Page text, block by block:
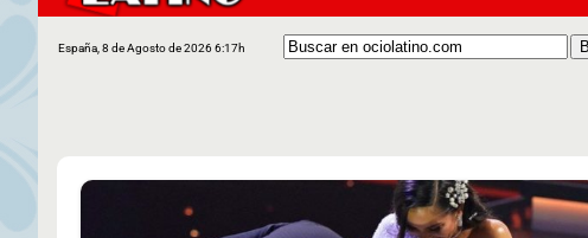
España, 8 de Agosto de 2026 6:17h